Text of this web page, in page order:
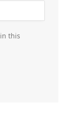
this